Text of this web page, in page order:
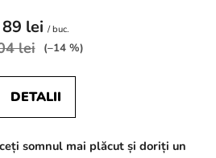
89 lei / buc.
lei (–14 %)
DETALII
somnul mai plăcut și doriți un